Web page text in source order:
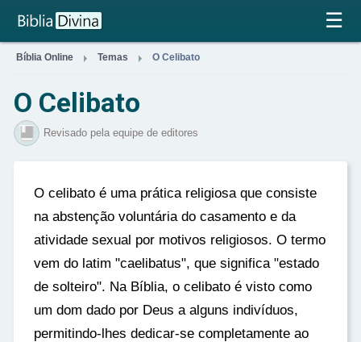
×
☰
Bíblia Online  Temas  O Celibato
O Celibato
Revisado pela equipe de editores
O celibato é uma prática religiosa que consiste
na abstenção voluntária do casamento e da
atividade sexual por motivos religiosos. O termo
vem do latim "caelibatus", que significa "estado
de solteiro". Na Bíblia, o celibato é visto como
um dom dado por Deus a alguns indivíduos,
permitindo-lhes dedicar-se completamente ao